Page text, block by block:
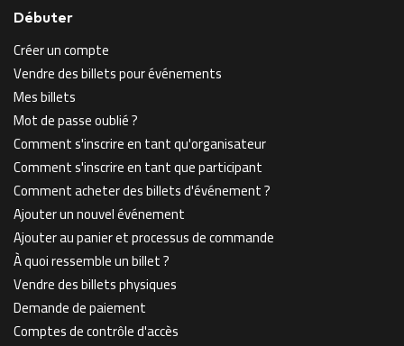
Débuter
Créer un compte
Vendre des billets pour événements
Mes billets
Mot de passe oublié ?
Comment s'inscrire en tant qu'organisateur
Comment s'inscrire en tant que participant
Comment acheter des billets d'événement ?
Ajouter un nouvel événement
Ajouter au panier et processus de commande
À quoi ressemble un billet ?
Vendre des billets physiques
Demande de paiement
Comptes de contrôle d'accès